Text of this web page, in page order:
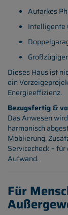
Autarkes
Intelligente
Dieses Haus ist
ein
Energieeffizienz.
Bezugsfertig &
Das Anwesen
harmonisch
Möblierung.
Servicecheck –
Aufwand.
Für